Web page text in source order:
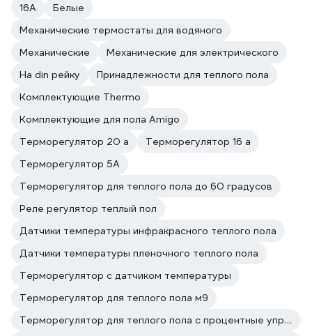
16А
Белые
Механические термостаты для водяного
Механические
Механические для электрического
На din рейку
Принадлежности для теплого пола
Комплектующие Thermo
Комплектующие для пола Amigo
Терморегулятор 20 а
Терморегулятор 16 а
Терморегулятор 5А
Терморегулятор для теплого пола до 60 градусов
Реле регулятор теплый пол
Датчики температуры инфракрасного теплого пола
Датчики температуры пленочного теплого пола
Терморегулятор с датчиком температуры
Терморегулятор для теплого пола м9
Терморегулятор для теплого пола с процентные управлением